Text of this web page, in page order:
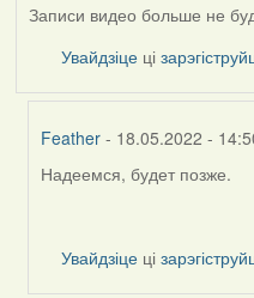
Записи видео больше не
Увайдзіце ці
Feather - 18.05.2022 -
In
Надеемся, будет позже.
Увайдзіце ці